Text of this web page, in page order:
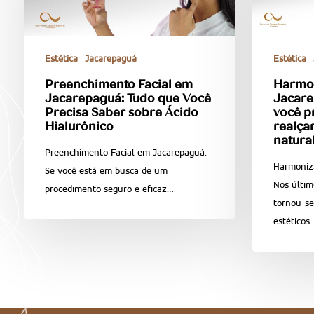
Estética Jacarepaguá
Preenchimento Facial em
Jacarepaguá: Tudo que Você
Precisa Saber sobre Ácido
Hialurônico
Preenchimento Facial em Jacarepaguá:
Se você está em busca de um
procedimento seguro e eficaz…
Estética
você
Nos
tornou-